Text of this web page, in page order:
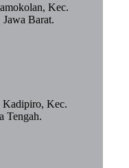
Kec.
Barat.
Kec.
Tengah.